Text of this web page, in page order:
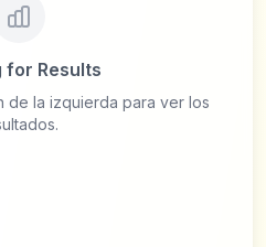
for Results
de la izquierda para ver los